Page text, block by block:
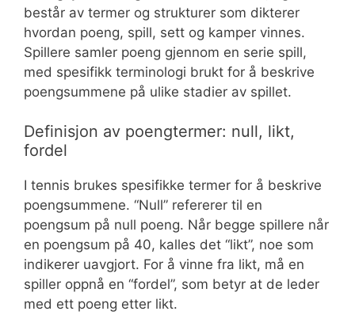
består av termer og strukturer som dikterer
hvordan poeng, spill, sett og kamper vinnes.
Spillere samler poeng gjennom en serie spill,
med spesifikk terminologi brukt for å beskrive
poengsummene på ulike stadier av spillet.
Definisjon av poengtermer: null, likt,
fordel
I tennis brukes spesifikke termer for å beskrive
poengsummene. “Null” refererer til en
poengsum på null poeng. Når begge spillere når
en poengsum på 40, kalles det “likt”, noe som
indikerer uavgjort. For å vinne fra likt, må en
spiller oppnå en “fordel”, som betyr at de leder
med ett poeng etter likt.